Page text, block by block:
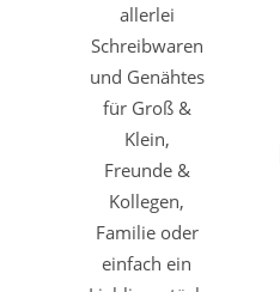
allerlei
Schreibwaren
und Genähtes
für Groß &
Klein,
Freunde &
Kollegen,
Familie oder
einfach ein